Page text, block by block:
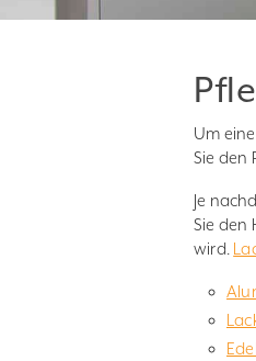
Um
Sie den
Je
Sie den
wird.